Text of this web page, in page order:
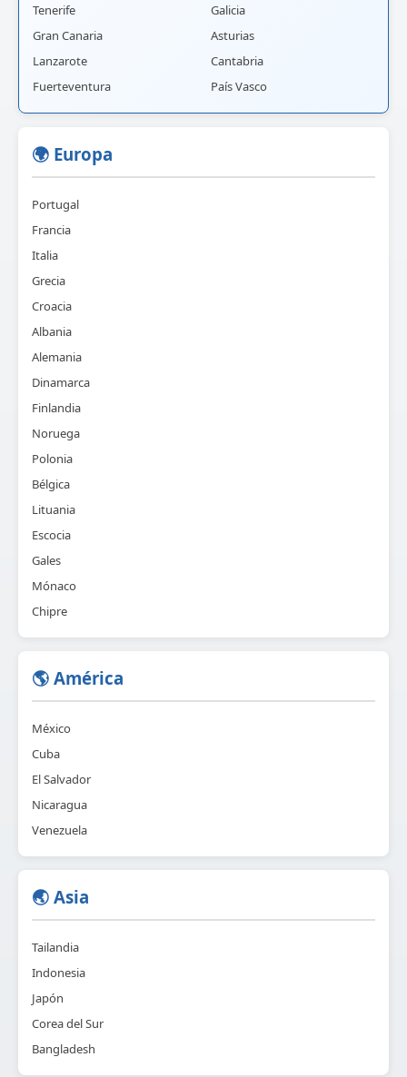
Tenerife
Gran Canaria
Lanzarote
Fuerteventura
Galicia
Asturias
Cantabria
País Vasco
🌍 Europa
Portugal
Francia
Italia
Grecia
Croacia
Albania
Alemania
Dinamarca
Finlandia
Noruega
Polonia
Bélgica
Lituania
Escocia
Gales
Mónaco
Chipre
🌎 América
México
Cuba
El Salvador
Nicaragua
Venezuela
🌏 Asia
Tailandia
Indonesia
Japón
Corea del Sur
Bangladesh